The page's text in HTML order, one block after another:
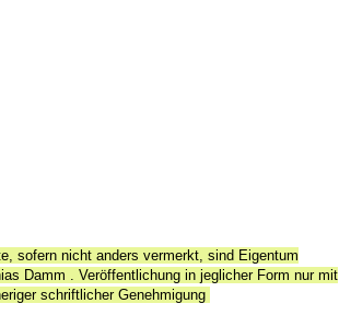
sofern nicht anders vermerkt, sind Eigentum
Damm . Veröffentlichung in jeglicher Form nur mit
schriftlicher Genehmigung